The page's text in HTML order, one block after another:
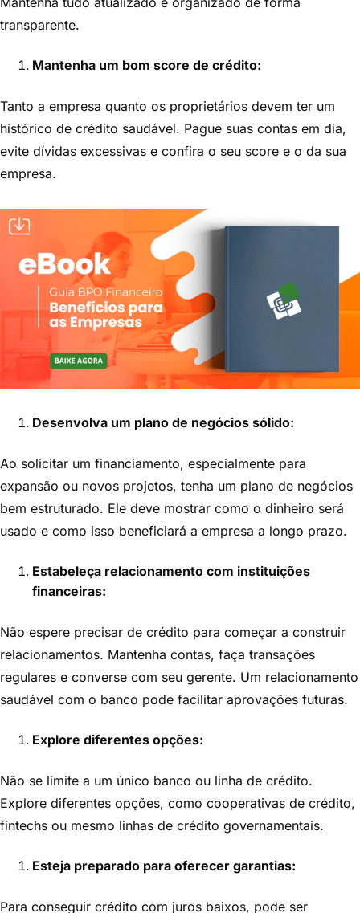
transparente.
Mantenha um bom score de crédito:
Tanto a empresa quanto os proprietários devem ter um
histórico de crédito saudável. Pague suas contas em dia,
evite dívidas excessivas e confira o seu score e o da sua
empresa.
Desenvolva um plano de negócios sólido:
Ao solicitar um financiamento, especialmente para
expansão ou novos projetos, tenha um plano de negócios
bem estruturado. Ele deve mostrar como o dinheiro será
usado e como isso beneficiará a empresa a longo prazo.
Estabeleça relacionamento com instituições
financeiras:
Não espere precisar de crédito para começar a construir
relacionamentos. Mantenha contas, faça transações
regulares e converse com seu gerente. Um relacionamento
saudável com o banco pode facilitar aprovações futuras.
Explore diferentes opções:
Não se limite a um único banco ou linha de crédito.
Explore diferentes opções, como cooperativas de crédito,
fintechs ou mesmo linhas de crédito governamentais.
Esteja preparado para oferecer garantias:
Para conseguir crédito com juros baixos, pode ser